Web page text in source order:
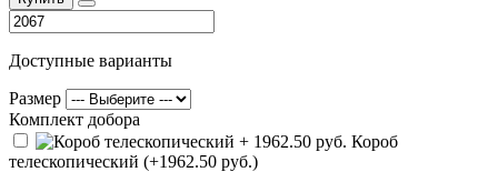
Доступные варианты
Размер
Комплект добора
Короб
телескопический (+1962.50 руб.)